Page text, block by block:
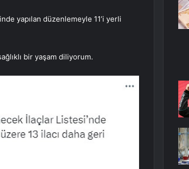
yapılan düzenlemeyle 11’i yerli
bir yaşam diliyorum.